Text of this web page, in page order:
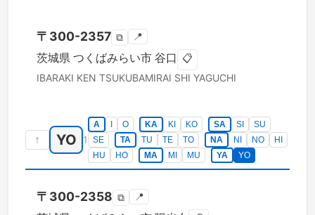
〒 300-2357 ⧉ 📍
茨城県 つくばみらい市 谷口 📋
IBARAKI KEN TSUKUBAMIRAI SHI YAGUCHI
↑ YO 1
A O KA KI KO SA SI
SU
SE
TA TU TE TO NA NI NO
HI
HU
HO MA MI MU YA YO
〒 300-2358 ⧉ 📍